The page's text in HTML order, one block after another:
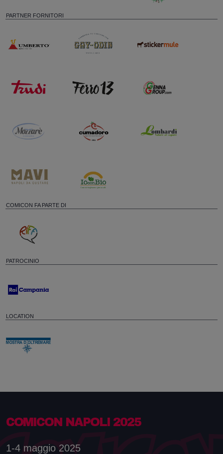
PARTNER FORNITORI
COMICON FA PARTE DI
PATROCINIO
LOCATION
COMICON NAPOLI 2025
1-4 maggio 2025